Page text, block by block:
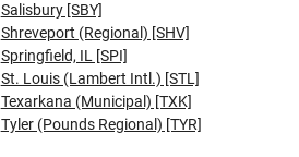
Salisbury [SBY]
Shreveport (Regional) [SHV]
Springfield, IL [SPI]
St. Louis (Lambert Intl.) [STL]
Texarkana (Municipal) [TXK]
Tyler (Pounds Regional) [TYR]